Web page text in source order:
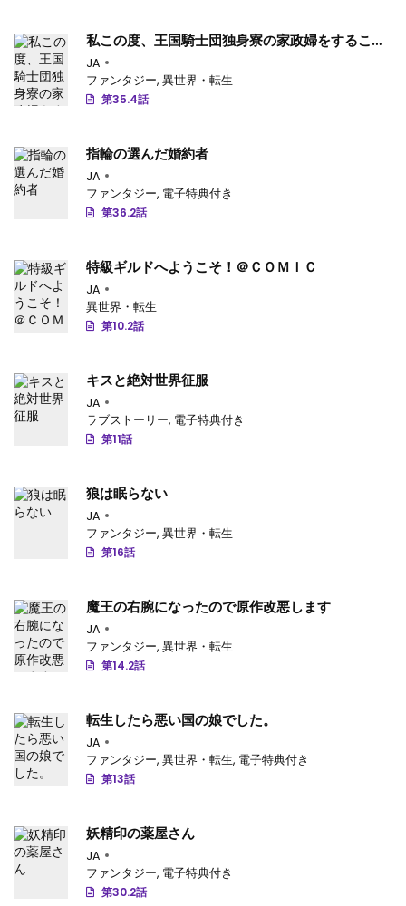
私この度、王国騎士団独身寮の家政婦をすること
になりました
JA
ファンタジー, 異世界・転生
第35.4話
指輪の選んだ婚約者
JA
ファンタジー, 電子特典付き
第36.2話
特級ギルドへようこそ！＠ＣＯＭＩＣ
JA
異世界・転生
第10.2話
キスと絶対世界征服
JA
ラブストーリー, 電子特典付き
第11話
狼は眠らない
JA
ファンタジー, 異世界・転生
第16話
魔王の右腕になったので原作改悪します
JA
ファンタジー, 異世界・転生
第14.2話
転生したら悪い国の娘でした。
JA
ファンタジー, 異世界・転生, 電子特典付き
第13話
妖精印の薬屋さん
JA
ファンタジー, 電子特典付き
第30.2話